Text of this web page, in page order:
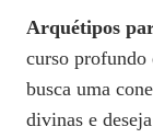
Arquétipos
curso profundo
busca uma
divinas e